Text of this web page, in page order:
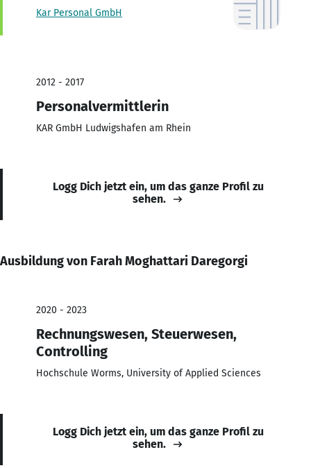
Kar Personal GmbH
2012 - 2017
Personalvermittlerin
KAR GmbH Ludwigshafen am Rhein
Logg Dich jetzt ein, um das ganze Profil zu
sehen.
Ausbildung von Farah Moghattari Daregorgi
2020 - 2023
Rechnungswesen, Steuerwesen,
Controlling
Hochschule Worms, University of Applied Sciences
Logg Dich jetzt ein, um das ganze Profil zu
sehen.